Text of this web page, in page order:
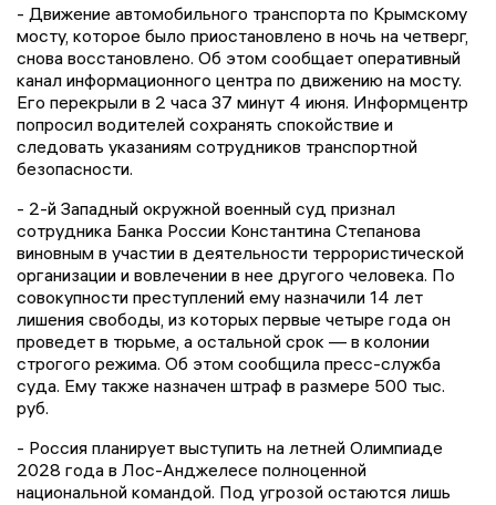
- Движение автомобильного транспорта по Крымскому
мосту, которое было приостановлено в ночь на четверг,
снова восстановлено. Об этом сообщает оперативный
канал информационного центра по движению на мосту.
Его перекрыли в 2 часа 37 минут 4 июня. Информцентр
попросил водителей сохранять спокойствие и
следовать указаниям сотрудников транспортной
безопасности.
- 2-й Западный окружной военный суд признал
сотрудника Банка России Константина Степанова
виновным в участии в деятельности террористической
организации и вовлечении в нее другого человека. По
совокупности преступлений ему назначили 14 лет
лишения свободы, из которых первые четыре года он
проведет в тюрьме, а остальной срок — в колонии
строгого режима. Об этом сообщила пресс-служба
суда. Ему также назначен штраф в размере 500 тыс.
руб.
- Россия планирует выступить на летней Олимпиаде
2028 года в Лос-Анджелесе полноценной
национальной командой. Под угрозой остаются лишь